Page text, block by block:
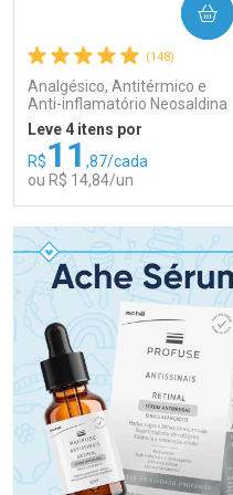
(148)
Analgésico, Antitérmico e
Anti-inflamatório Neosaldina
30mg + 300mg + 30mg 10
Drágeas
Leve 4 itens por
R$11 ,87/cada
ou R$ 14,84/un
COMPRAR
Laboratório
Ativar Desconto
Por Menos